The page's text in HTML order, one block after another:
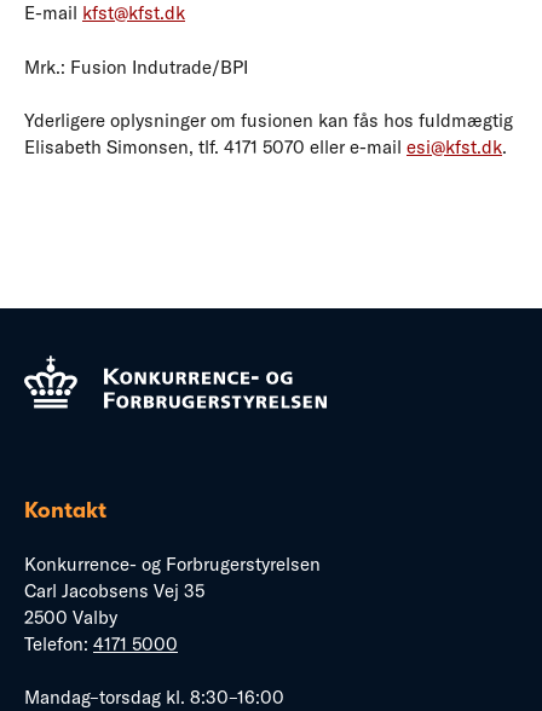
E-mail kfst@kfst.dk
Mrk.: Fusion Indutrade/BPI
Yderligere oplysninger om fusionen kan fås hos fuldmægtig
Elisabeth Simonsen, tlf. 4171 5070 eller e-mail esi@kfst.dk.
Kontakt
Konkurrence- og Forbrugerstyrelsen
Carl Jacobsens Vej 35
2500 Valby
Telefon: 4171 5000
Mandag–torsdag kl. 8:30–16:00